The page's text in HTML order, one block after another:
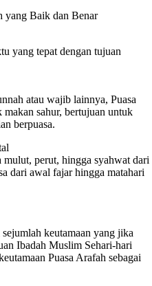
yang Baik dan Benar
yang tepat dengan tujuan
atau wajib lainnya, Puasa
sahur, bertujuan untuk
berpuasa.
perut, hingga syahwat dari
dari awal fajar hingga matahari
keutamaan yang jika
Ibadah Muslim Sehari-hari
Puasa Arafah sebagai